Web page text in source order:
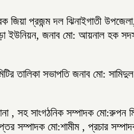
জিয়া প্রজন্ম দল ঝিনাইগাতী
ইউনিয়ন, জনাব মো: আয়নাল হক
তালিকা সভাপতি জনাব
, সহ সাংগঠনিক সম্পাদক
সম্পাদক মো:শামীম , প্রচার